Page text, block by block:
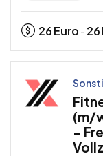
26Euro - 26
(m/
–